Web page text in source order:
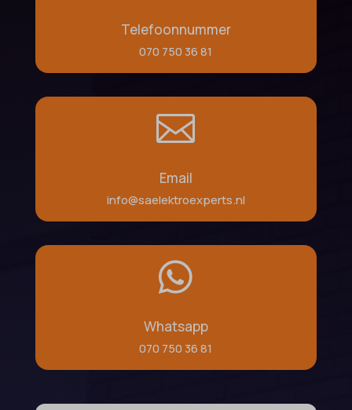
Telefoonnummer
070 750 36 81

Email
info@saelektroexperts.nl

Whatsapp
070 750 36 81